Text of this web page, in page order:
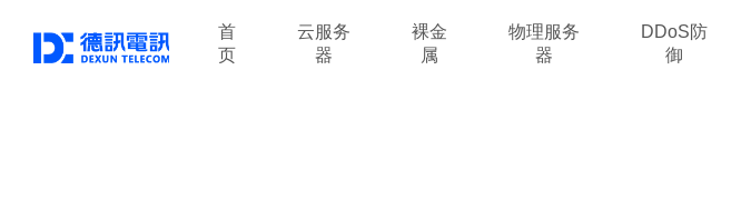
首
页
云服务
器
裸金
属
物理服务
器
DDoS防
御